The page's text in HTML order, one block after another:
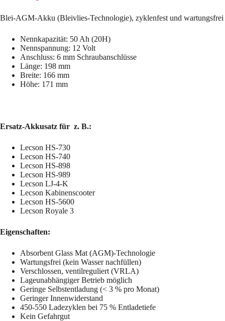
Blei-AGM-Akku (Bleivlies-Technologie), zyklenfest und wartungsfrei
Nennkapazität: 50 Ah (20H)
Nennspannung: 12 Volt
Anschluss: 6 mm Schraubanschlüsse
Länge: 198 mm
Breite: 166 mm
Höhe: 171 mm
Ersatz-Akkusatz für z. B.:
Lecson HS-730
Lecson HS-740
Lecson HS-898
Lecson HS-989
Lecson LJ-4-K
Lecson Kabinenscooter
Lecson HS-5600
Lecson Royale 3
Eigenschaften:
Absorbent Glass Mat (AGM)-Technologie
Wartungsfrei (kein Wasser nachfüllen)
Verschlossen, ventilreguliert (VRLA)
Lageunabhängiger Betrieb möglich
Geringe Selbstentladung (< 3 % pro Monat)
Geringer Innenwiderstand
450-550 Ladezyklen bei 75 % Entladetiefe
Kein Gefahrgut